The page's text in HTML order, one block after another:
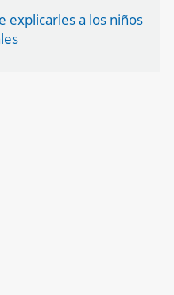
explicarles a los niños